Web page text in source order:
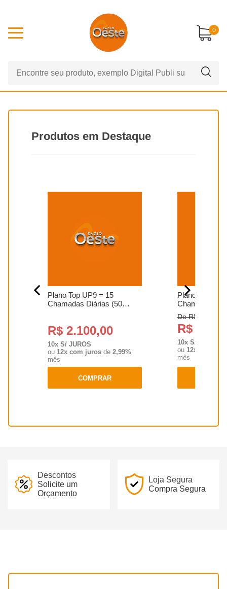
0
Produtos em Destaque
Plano Top UP9 = 15
Chamadas Diárias (50
R$ 2.100,00
10x S/ JUROS
ou 12x com juros de 2,99%
mês
COMPRAR
Plano Popular
Chamadas
segundo...
De R$ 799,00
R$
10x S/ JUROS
ou 12x com
mês
Descontos
Solicite um
Orçamento
Loja Segura
Compra Segura